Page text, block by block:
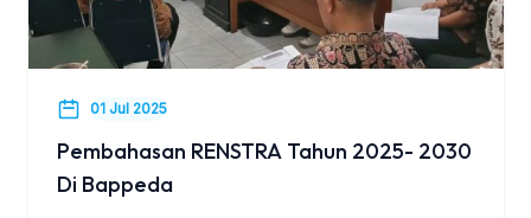
01 Jul 2025
Pembahasan RENSTRA Tahun 2025- 2030
Di Bappeda